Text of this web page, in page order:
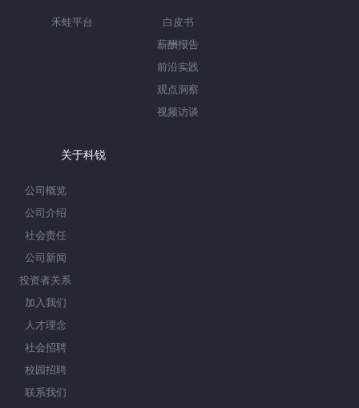
禾蛙平台
白皮书
薪酬报告
前沿实践
观点洞察
视频访谈
关于科锐
公司概览
公司介绍
社会责任
公司新闻
投资者关系
加入我们
人才理念
社会招聘
校园招聘
联系我们